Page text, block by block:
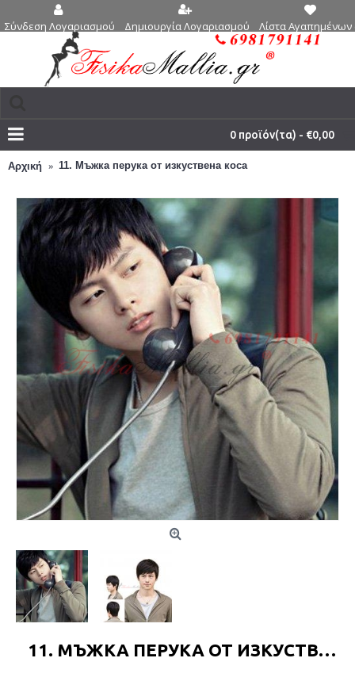
Σύνδεση Λογαριασμού Δημιουργία Λογαριασμού Λίστα Αγαπημένων
0 προϊόν(τα) - €0,00
Αρχική 11. Мъжка перука от изкуствена коса
11. МЪЖКА ПЕРУКА ОТ ИЗКУСТВЕНА КОСА